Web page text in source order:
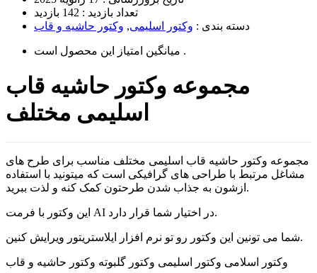
تعداد بازدید : 142 بازدید
دسته بندی : وکتور اسلیمی, وکتور حاشیه و قاب
میانگین امتیاز این محصول است .
مجموعه وکتور حاشیه قاب
اسلیمی مختلف
مجموعه وکتور حاشیه قاب اسلیمی مختلف مناسب برای طرح های
مشاغل مرتبط با طراحی های گرافیکی است که میتونید با استفاده
ازشون به جذاب شدن طرحتون کمک کنه و لذت ببرید.
این وکتور با فرمت AI در اختیار شما قرار دارد.
شما می تونین این وکتور رو تو نرم افزار ایلاستریتور ویرایش کنین.
وکتور اسلامی وکتور اسلیمی وکتور گلبوته وکتور حاشیه و قاب